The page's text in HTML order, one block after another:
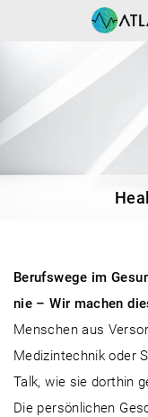
Berufswege im
nie – Wir machen
Menschen aus
Medizintechnik oder
Talk, wie sie dorthin
Die persönlichen